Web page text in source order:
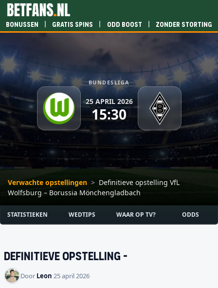
Bonussen | Gratis spins | Odd boost | Zonder storting
BUNDESLIGA
25 APRIL 2026
15:30
Verwachte opstellingen > Definitieve opstelling VfL
Wolfsburg – Borussia Mönchengladbach
STATISTIEKEN WEDTIPS WAAR OP TV? ODDS
Definitieve opstelling -
Door Leon·25 april 2026